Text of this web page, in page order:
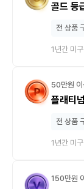
골드 등
전 상품
1년간 미
50만원 이
플래티
전 상품
1년간 미
150만원